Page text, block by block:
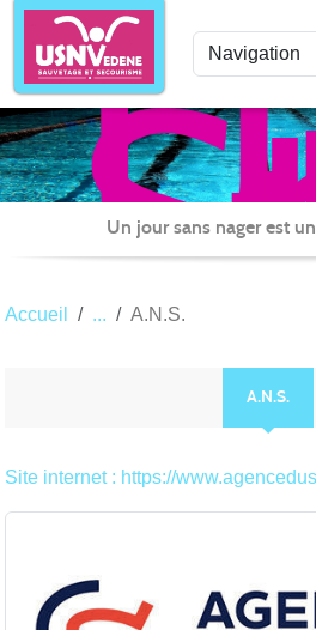
Un jour sans nager est
Accueil A.N.S.
A.N.S.
Site internet : https://
Panneau de gestion des cookies